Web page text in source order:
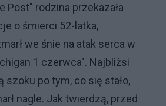
Post" rodzina przekazała
o śmierci 52-latka,
we śnie na atak serca w
1 czerwca". Najbliżsi
szoku po tym, co się stało,
nagle. Jak twierdzą, przed